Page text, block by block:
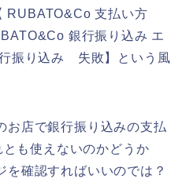
支払い方
銀行振り込み エ
振り込み 失敗】という風
お店で銀行振り込みの支払
も使えないのかどうか
確認すればいいのでは？